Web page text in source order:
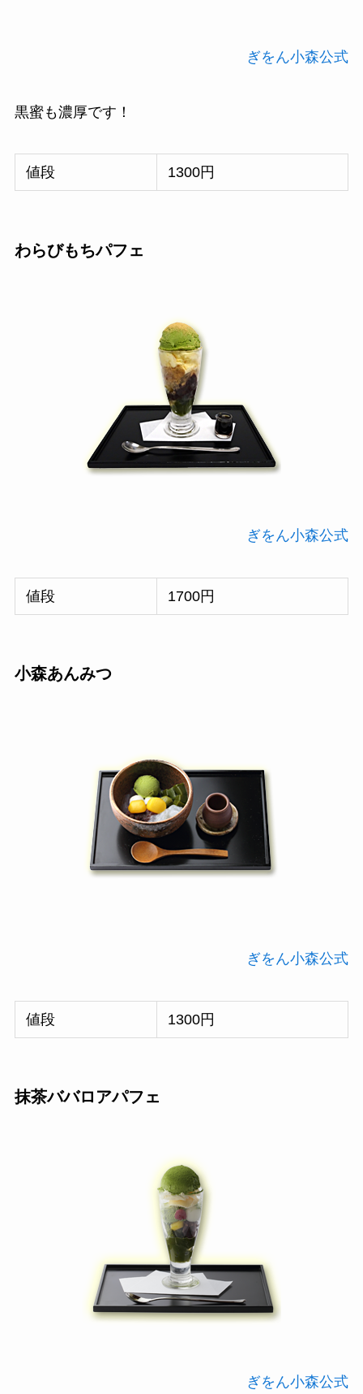
ぎをん小森公式
黒蜜も濃厚です！
値段 1300円
わらびもちパフェ
ぎをん小森公式
値段 1700円
小森あんみつ
ぎをん小森公式
値段 1300円
抹茶ババロアパフェ
ぎをん小森公式